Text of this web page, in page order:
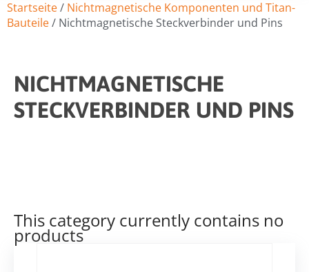
Startseite/ Nichtmagnetische Komponenten und Titan-
Bauteile/ Nichtmagnetische Steckverbinder und Pins
NICHTMAGNETISCHE
STECKVERBINDER UND PINS
This category currently contains no
products